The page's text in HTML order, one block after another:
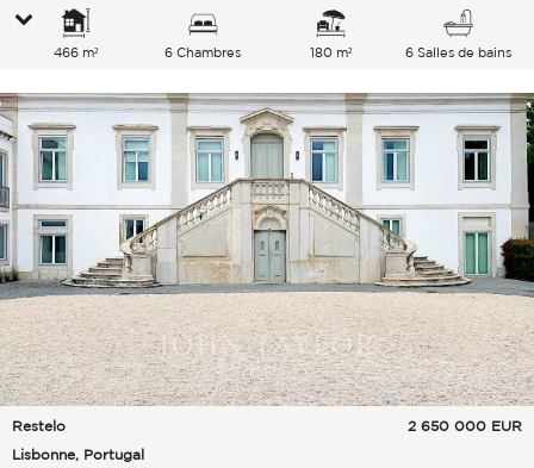
466 m² 6 Chambres 180 m² 6 Salles de bains
Restelo
Lisbonne, Portugal
2 650 000 EUR